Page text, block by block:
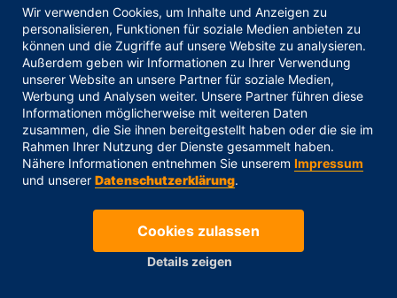
Wir verwenden Cookies, um Inhalte und Anzeigen zu
personalisieren, Funktionen für soziale Medien anbieten zu
können und die Zugriffe auf unsere Website zu analysieren.
Außerdem geben wir Informationen zu Ihrer Verwendung
unserer Website an unsere Partner für soziale Medien,
Werbung und Analysen weiter. Unsere Partner führen diese
Informationen möglicherweise mit weiteren Daten
zusammen, die Sie ihnen bereitgestellt haben oder die sie im
Rahmen Ihrer Nutzung der Dienste gesammelt haben.
Nähere Informationen entnehmen Sie unserem Impressum
und unserer Datenschutzerklärung.
Cookies zulassen
Details zeigen
und die ausgewählte Lösung festgehalten.
Abschluss und Qualitätssicherung
Nachdem alle Unterlagen eingereicht
wurden, kommt es zum Abschluss Ihres
Vertrags. Ihr Bauvorhaben oder der Erwerb
Ihrer Immobilie in Plön kann beginnen.